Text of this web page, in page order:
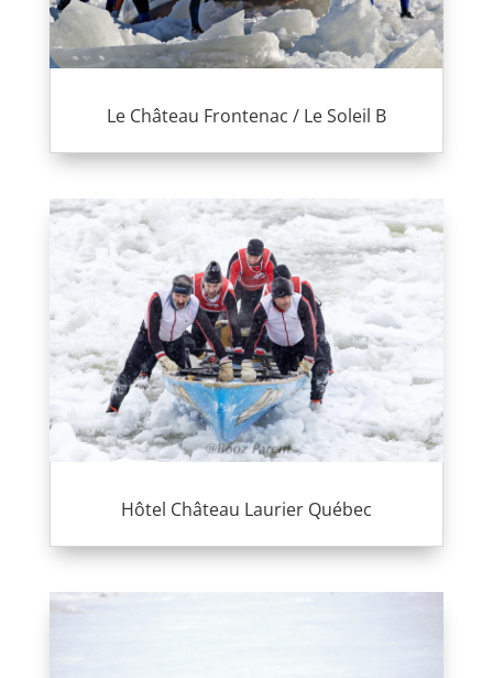
Le Château Frontenac / Le Soleil B
Hôtel Château Laurier Québec